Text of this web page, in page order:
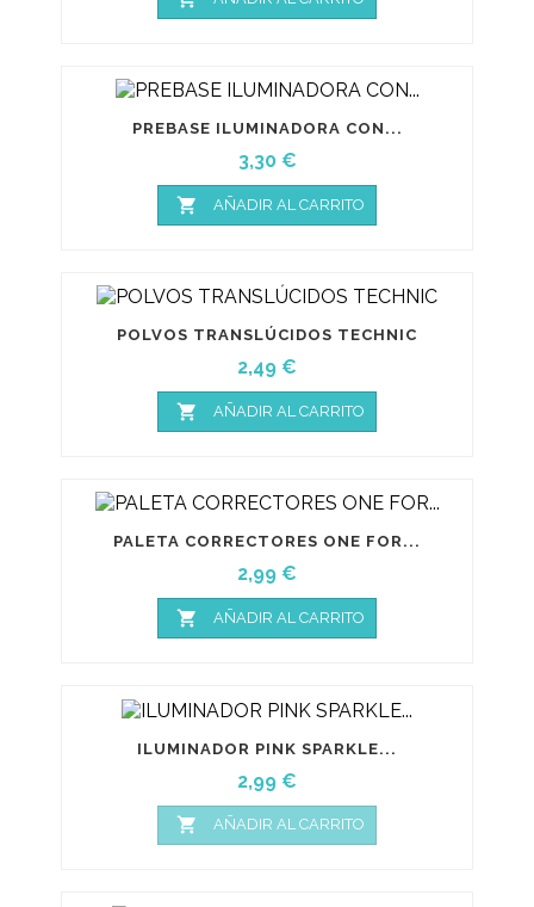
PREBASE ILUMINADORA CON...
Precio
3,30 €
 AÑADIR AL CARRITO
POLVOS TRANSLÚCIDOS TECHNIC
Precio
2,49 €
 AÑADIR AL CARRITO
PALETA CORRECTORES ONE FOR...
Precio
2,99 €
 AÑADIR AL CARRITO
ILUMINADOR PINK SPARKLE...
Precio
2,99 €
 AÑADIR AL CARRITO